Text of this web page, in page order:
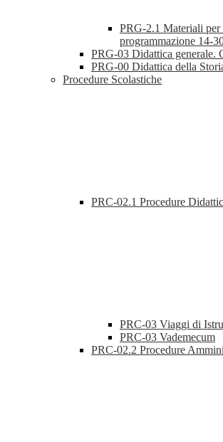
PRG-2.1 Materiali
programmazione 14-
PRG-03 Didattica generale.
PRG-00 Didattica della
Procedure Scolastiche
PRC-02.1 Procedure
PRC-03 Viaggi di
PRC-03 Vademecum
PRC-02.2 Procedure